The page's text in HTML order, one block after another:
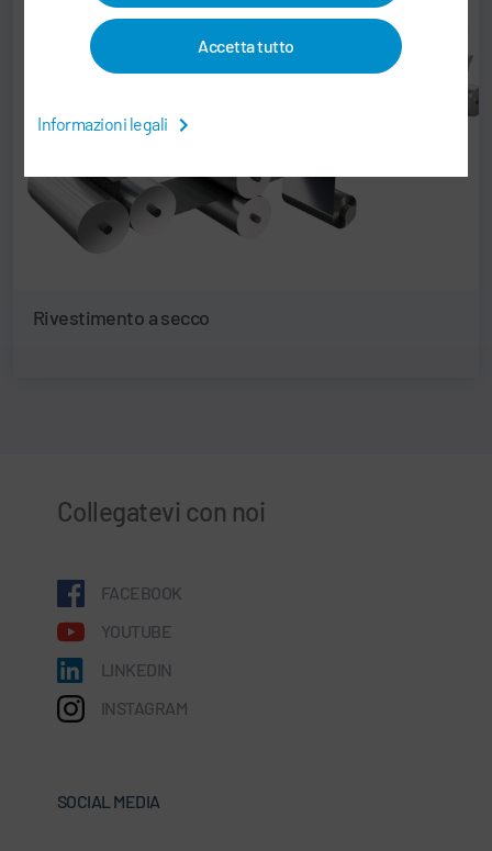
Accetta tutto
Informazioni legali
Rivestimento a secco
Collegatevi con noi
FACEBOOK
YOUTUBE
LINKEDIN
INSTAGRAM
SOCIAL MEDIA